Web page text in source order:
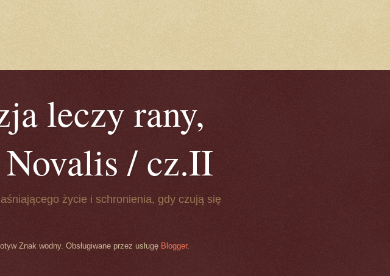
leczy rany,
/ cz.II
życie i schronienia, gdy czują się
Znak wodny. Obsługiwane przez usługę Blogger.